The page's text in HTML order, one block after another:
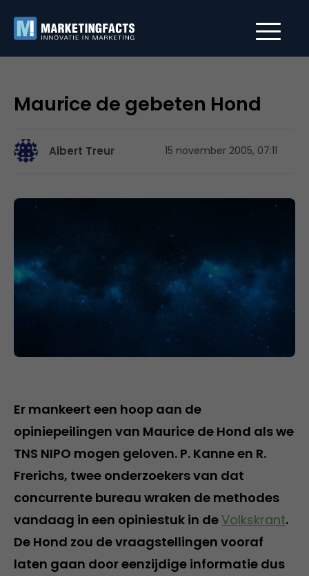
Maurice de gebeten Hond
Albert Treur 15 november 2005, 07:11
Er mankeert een hoop aan de
opiniepeilingen van Maurice de Hond als we
TNS NIPO mogen geloven. P. Kanne en R.
Frerichs, twee onderzoekers van dat
concurrente bureau wraken de methodes
vandaag in een opiniestuk in deVolkskrant.
De Hond zou de vraagstellingen vooraf
laten gaan door eenzijdige informatie dus